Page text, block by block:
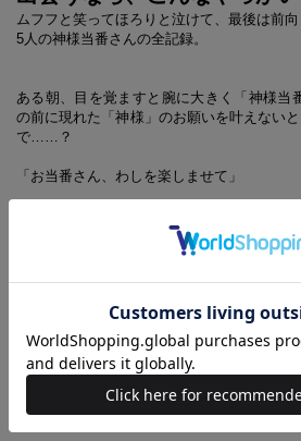
ムフフと笑ってほろりと泣けて、最後は前向
5人の神様当番さんの全記録。
ある朝、目を覚ますと腕に大きく「神様当
の前に現れた「神様」のお願いを叶えない
で……？
「お当番さん、わしを楽しませて」
る小学生の女の子、SNSでつながった女子
校生、学生の乱れた日本語に悩まされる外
小さな不満をやり過ごしていた彼らに起こ
は、むちゃぶりなお願いから始まって――。
ムフフと笑ってほろりと泣けて、最後は前
5つのあたたかい物語。